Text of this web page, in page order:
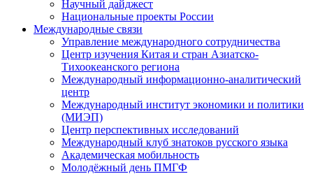
Научный дайджест
Национальные проекты России
Международные связи
Управление международного сотрудничества
Центр изучения Китая и стран Азиатско-
Тихоокеанского региона
Международный информационно-аналитический
центр
Международный институт экономики и политики
(МИЭП)
Центр перспективных исследований
Международный клуб знатоков русского языка
Академическая мобильность
Молодёжный день ПМГФ